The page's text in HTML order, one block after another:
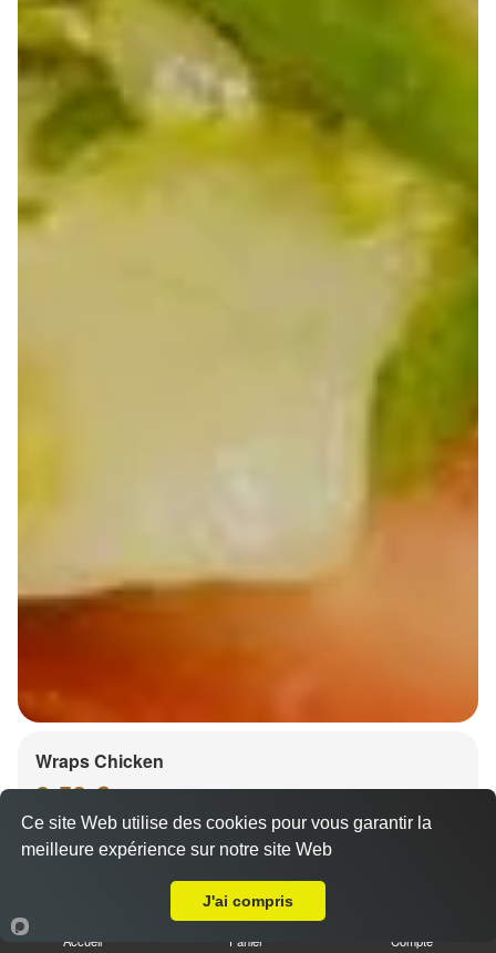
Wraps Chicken
8.50 €
Accueil Panier Compte
Ce site Web utilise des cookies pour vous garantir la
meilleure expérience sur notre site Web
J'ai compris